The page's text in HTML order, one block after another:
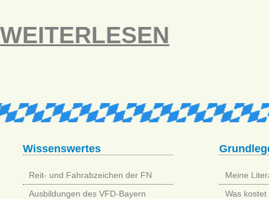
WEITERLESEN
Wissenswertes
Reit- und Fahrabzeichen der FN
Ausbildungen des VFD-Bayern
Meine
Was